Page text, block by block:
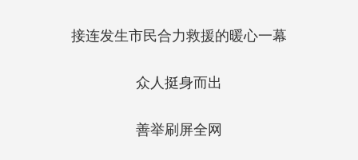
接连发生市民合力救援的暖心一幕
众人挺身而出
善举刷屏全网